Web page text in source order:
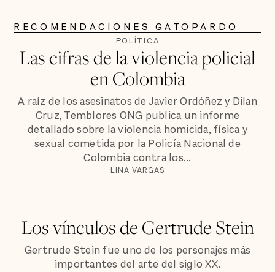
RECOMENDACIONES GATOPARDO
POLÍTICA
Las cifras de la violencia policial
en Colombia
A raíz de los asesinatos de Javier Ordóñez y Dilan
Cruz, Temblores ONG publica un informe
detallado sobre la violencia homicida, física y
sexual cometida por la Policía Nacional de
Colombia contra los...
LINA VARGAS
Los vínculos de Gertrude Stein
Gertrude Stein fue uno de los personajes más
importantes del arte del siglo XX.